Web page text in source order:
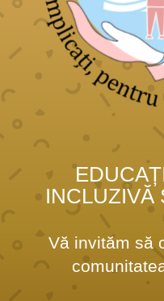
INCLUZIVĂ
Vă invităm să